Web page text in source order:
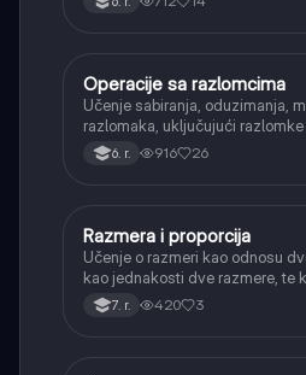
Matematika
Operacije sa razlomcima
Učenje sabiranja, oduzimanja,
razlomaka, uključujući
imeniocima.
6. r. 916 26
Matematika
Razmera i proporcija
Učenje o razmeri kao odnosu
kao jednakosti dve razmere, te
proporcije.
7. r. 420 3